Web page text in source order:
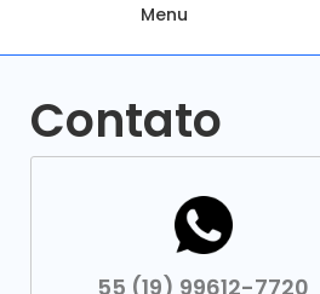
Menu
Contato
55 (19) 99612-7720